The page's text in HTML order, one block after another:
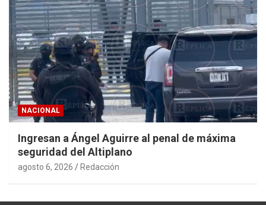
NACIONAL
Ingresan a Ángel Aguirre al penal de máxima
seguridad del Altiplano
agosto 6, 2026 Redacción